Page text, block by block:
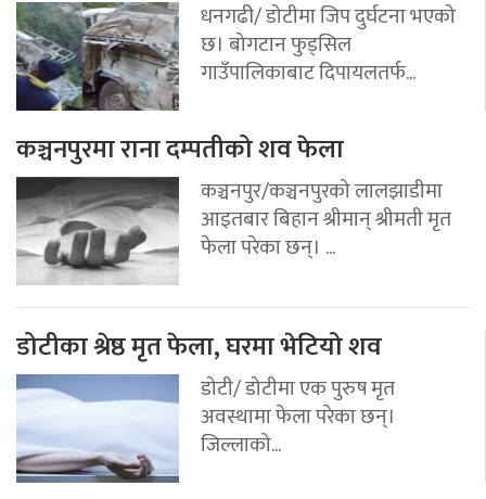
धनगढी/ डोटीमा जिप दुर्घटना भएको
छ। बोगटान फुड्सिल
गाउँपालिकाबाट दिपायलतर्फ...
कञ्चनपुरमा राना दम्पतीको शव फेला
कञ्चनपुर/कञ्चनपुरको लालझाडीमा
आइतबार बिहान श्रीमान् श्रीमती मृत
फेला परेका छन्। ...
डोटीका श्रेष्ठ मृत फेला, घरमा भेटियो शव
डोटी/ डोटीमा एक पुरुष मृत
अवस्थामा फेला परेका छन्।
जिल्लाको...